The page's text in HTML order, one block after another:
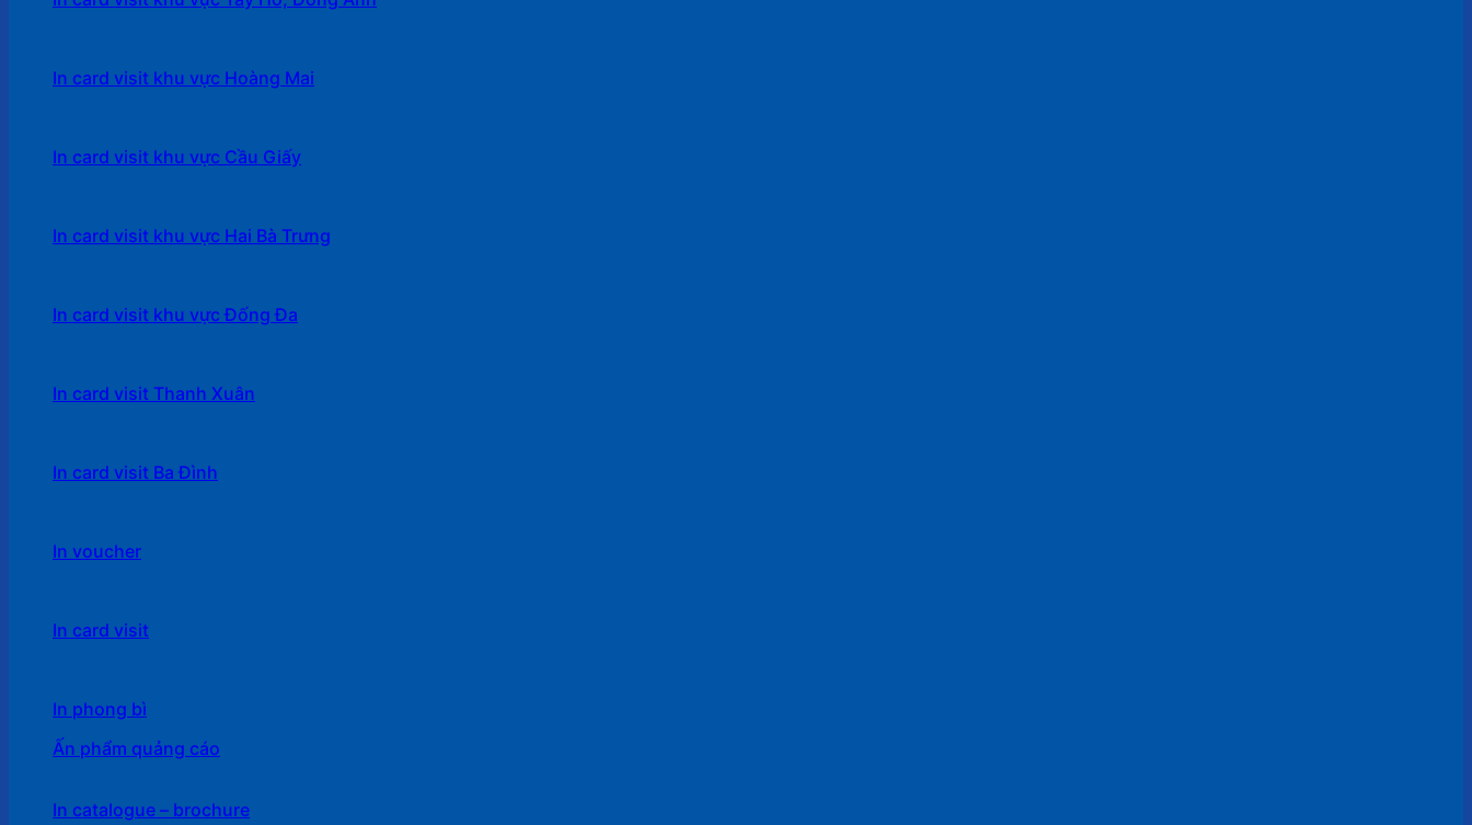
In card visit khu vực Hoàng Mai
In card visit khu vực Cầu Giấy
In card visit khu vực Hai Bà Trưng
In card visit khu vực Đống Đa
In card visit Thanh Xuân
In card visit Ba Đình
In voucher
In card visit
In phong bì
Ấn phẩm quảng cáo
In catalogue – brochure